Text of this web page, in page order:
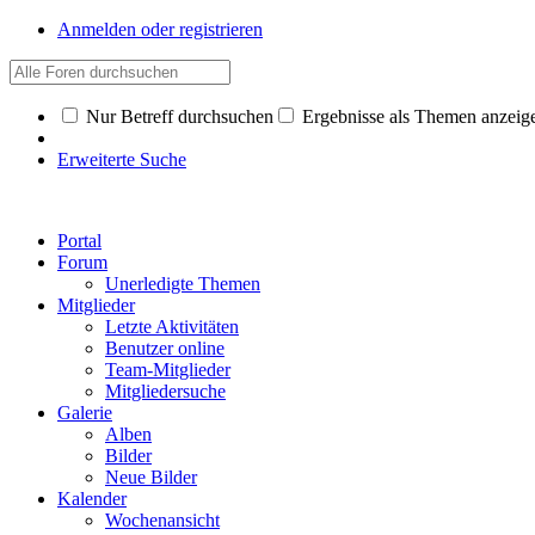
Anmelden oder registrieren
Nur Betreff durchsuchen Ergebnisse als Themen
Erweiterte Suche
Portal
Forum
Unerledigte Themen
Mitglieder
Letzte Aktivitäten
Benutzer online
Team-Mitglieder
Mitgliedersuche
Galerie
Alben
Bilder
Neue Bilder
Kalender
Wochenansicht